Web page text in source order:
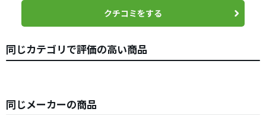
クチコミをする
同じカテゴリで評価の高い商品
同じメーカーの商品